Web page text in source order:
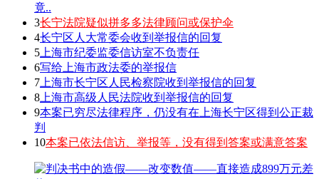
竟..
3长宁法院疑似拼多多法律顾问或保护伞
4长宁区人大常委会收到举报信的回复
5 上海市纪委监委信访室不负责任
6写给上海市政法委的举报信
7 上海市长宁区人民检察院收到举报信的回复
8 上海市高级人民法院收到举报信的回复
9本案已穷尽法律程序，仍没有在上海长宁区得到公正裁
判
10本案已依法信访、举报等，没有得到答案或满意答案